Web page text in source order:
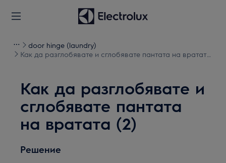
door hinge (laundry)
Как да разглобявате и сглобявате пантата на вратата
Как да разглобявате и
сглобявате пантата
на вратата (2)
Решение